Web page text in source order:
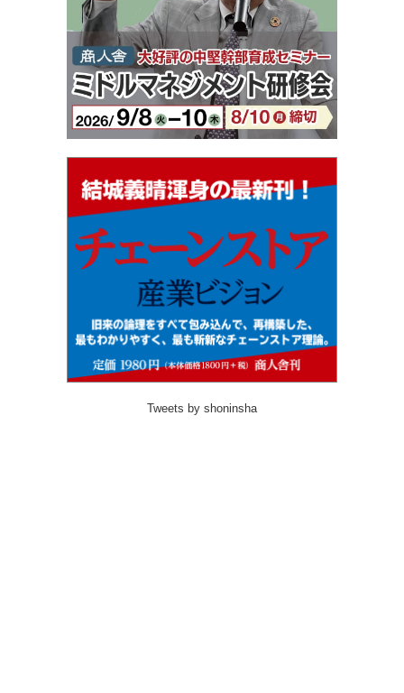
Tweets by shoninsha